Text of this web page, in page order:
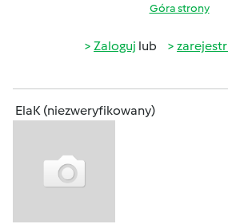
Góra strony
Zaloguj lub
ElaK (niezweryfikowany)